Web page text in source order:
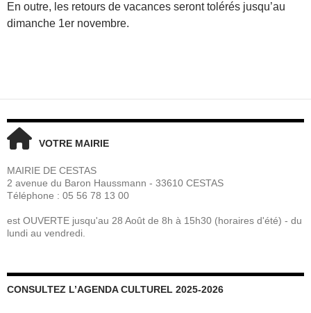
En outre, les retours de vacances seront tolérés jusqu’au
dimanche 1er novembre.
VOTRE MAIRIE
MAIRIE DE CESTAS
2 avenue du Baron Haussmann - 33610 CESTAS
Téléphone : 05 56 78 13 00
est OUVERTE jusqu'au 28 Août de 8h à 15h30 (horaires d'été) - du
lundi au vendredi.
CONSULTEZ L’AGENDA CULTUREL 2025-2026